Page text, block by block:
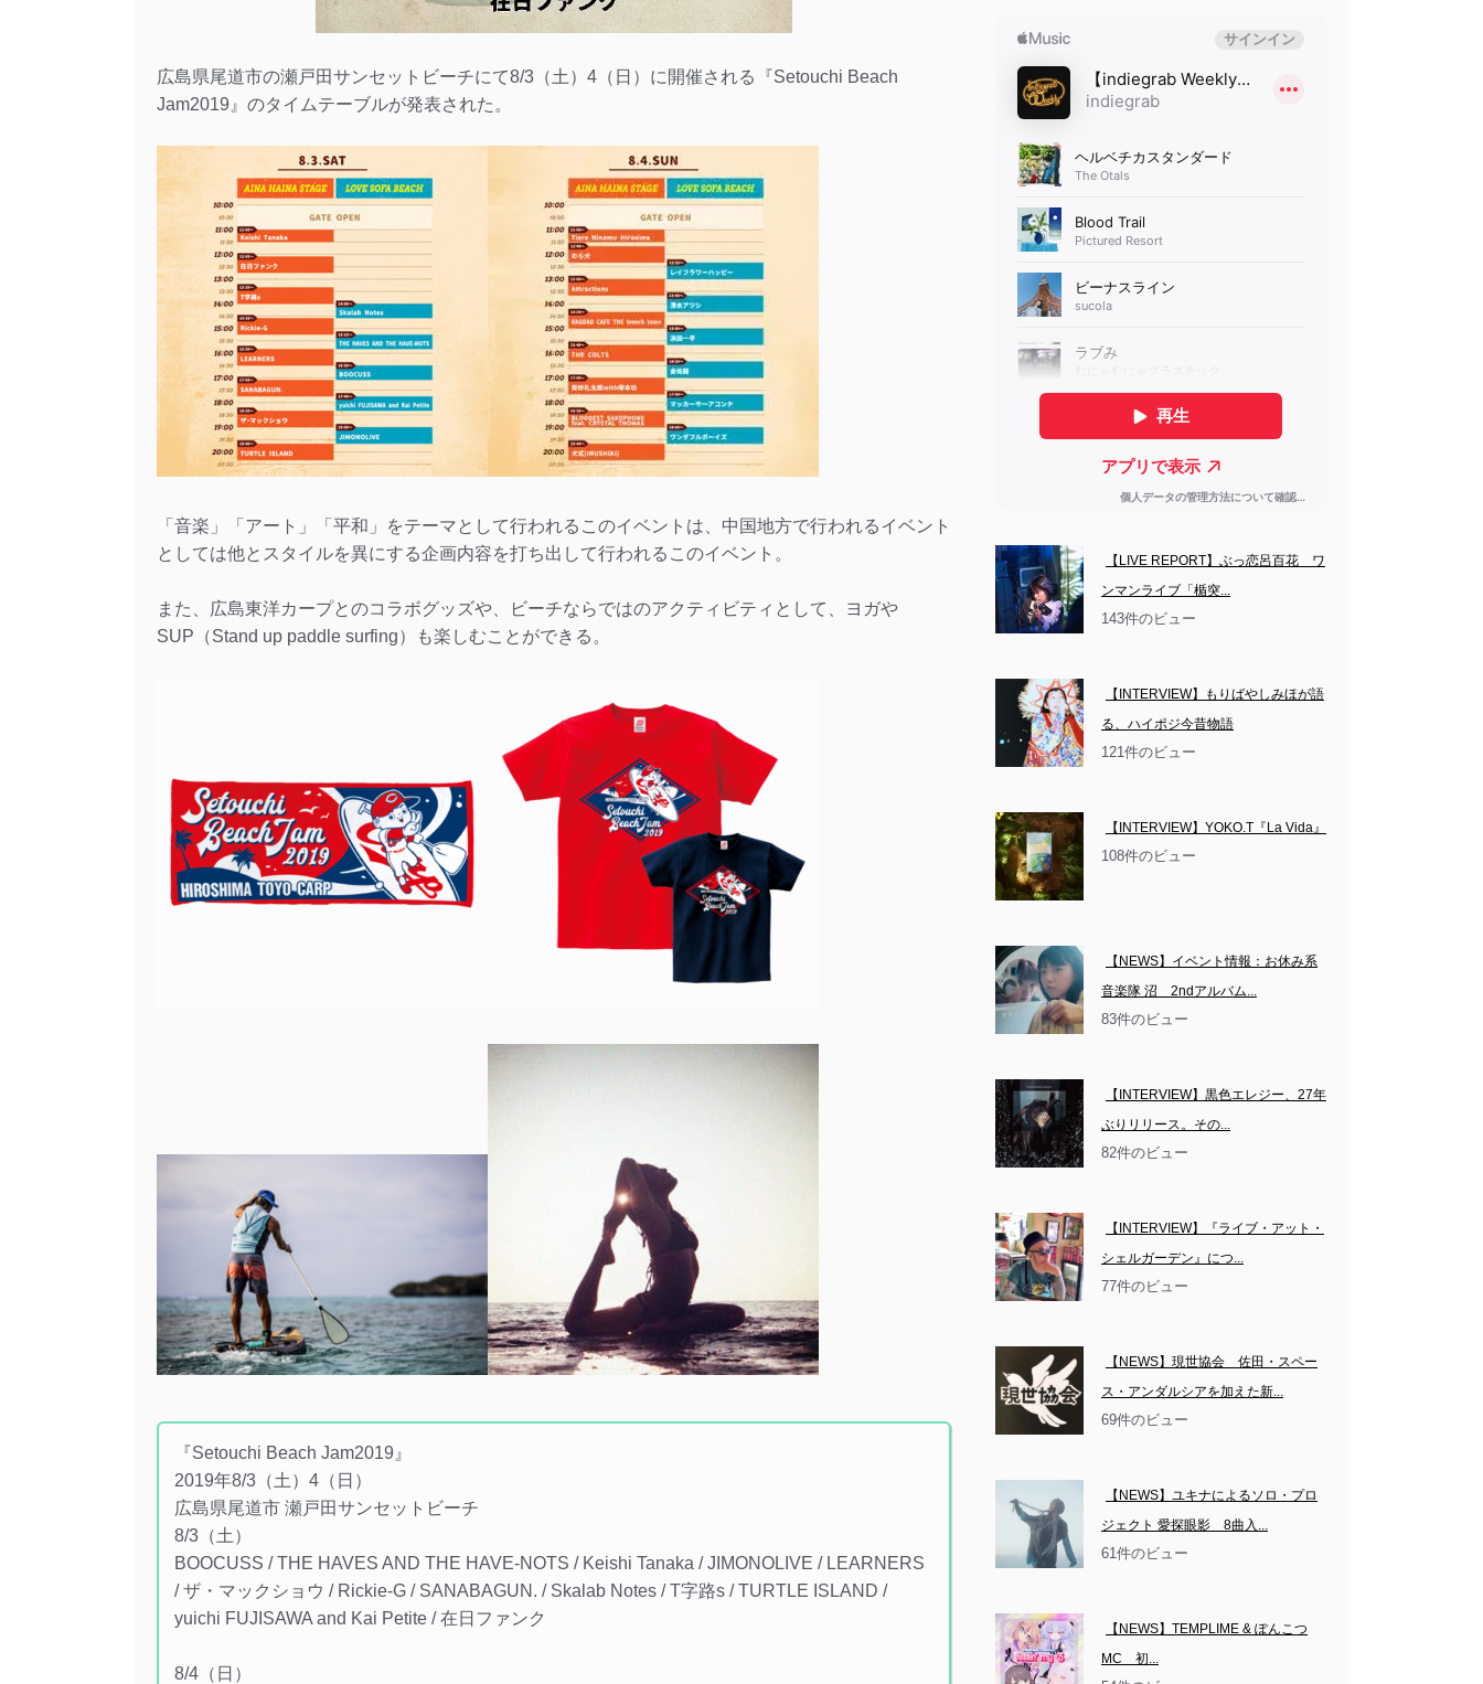
広島県尾道市の瀬戸田サンセットビーチにて8/3（土）4（日）に開催される『Setouchi Beach
Jam2019』のタイムテーブルが発表された。
「音楽」「アート」「平和」をテーマとして行われるこのイベントは、中国地方で行われるイベント
としては他とスタイルを異にする企画内容を打ち出して行われるこのイベント。
また、広島東洋カープとのコラボグッズや、ビーチならではのアクティビティとして、ヨガや
SUP（Stand up paddle surfing）も楽しむことができる。
『Setouchi Beach Jam2019』
2019年8/3（土）4（日）
広島県尾道市 瀬戸田サンセットビーチ
8/3（土）
BOOCUSS / THE HAVES AND THE HAVE-NOTS / Keishi Tanaka / JIMONOLIVE / LEARNERS
/ ザ・マックショウ / Rickie-G / SANABAGUN. / Skalab Notes / T字路s / TURTLE ISLAND /
yuichi FUJISAWA and Kai Petite / 在日ファンク
8/4（日）
【LIVE REPORT】ぶっ恋呂百花　ワ
ンマンライブ「楯突...
143件のビュー
【INTERVIEW】もりばやしみほが語
る、ハイポジ今昔物語
121件のビュー
【INTERVIEW】YOKO.T『La Vida』
108件のビュー
【NEWS】イベント情報：お休み系
音楽隊 沼　2ndアルバム...
83件のビュー
【INTERVIEW】黒色エレジー、27年
ぶりリリース。その...
82件のビュー
【INTERVIEW】『ライブ・アット・
シェルガーデン』につ...
77件のビュー
【NEWS】現世協会　佐田・スペー
ス・アンダルシアを加えた新...
69件のビュー
【NEWS】ユキナによるソロ・プロ
ジェクト 愛探眼影　8曲入...
61件のビュー
【NEWS】TEMPLIME & ぽんこつ
MC　初...